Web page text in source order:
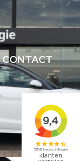
CONTACT